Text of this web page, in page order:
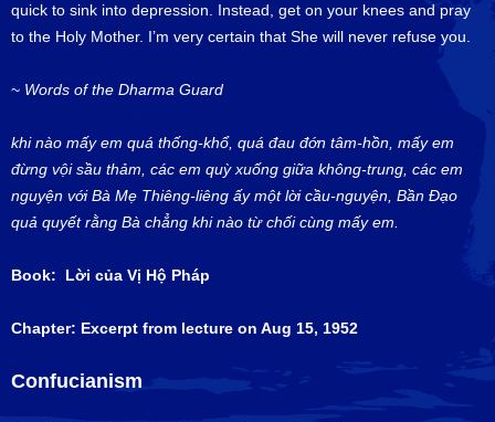
quick to sink into depression. Instead, get on your knees and pray
to the Holy Mother. I’m very certain that She will never refuse you.
~ Words of the Dharma Guard
khi nào mấy em quá thống-khổ, quá đau đớn tâm-hồn, mấy em
đừng vội sầu thảm, các em quỳ xuống giữa không-trung, các em
nguyện với Bà Mẹ Thiêng-liêng ấy một lời cầu-nguyện, Bần Đạo
quả quyết rằng Bà chẳng khi nào từ chối cùng mấy em.
Book: Lời của Vị Hộ Pháp
Chapter: Excerpt from lecture on Aug 15, 1952
Confucianism